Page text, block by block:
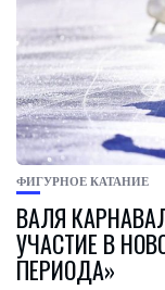
ФИГУРНОЕ КАТАНИЕ
ВАЛЯ
УЧАСТИЕ В
ПЕРИОДА»